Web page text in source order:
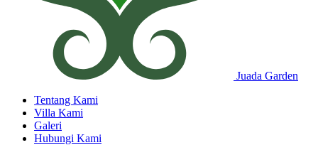
Juada Garden
Tentang Kami
Villa Kami
Galeri
Hubungi Kami